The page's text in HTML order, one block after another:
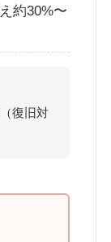
約30%〜
復旧対